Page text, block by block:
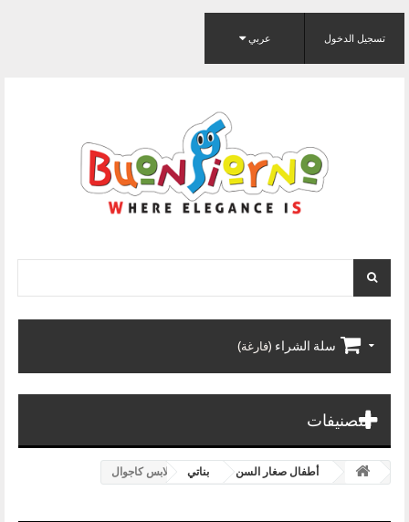
تسجيل الدخول عربي
سلة الشراء (فارغة)
التصنيفات
أطفال صغار السن بناتي ملابس كاجوال